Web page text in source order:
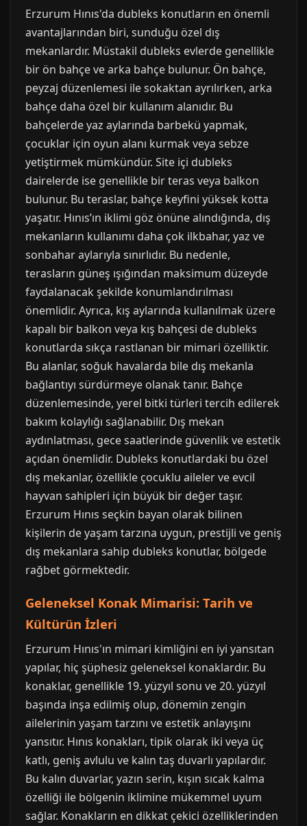
Erzurum Hınıs'da dubleks konutların en önemli
avantajlarından biri, sunduğu özel dış
mekanlardır. Müstakil dubleks evlerde genellikle
bir ön bahçe ve arka bahçe bulunur. Ön bahçe,
peyzaj düzenlemesi ile sokaktan ayrılırken, arka
bahçe daha özel bir kullanım alanıdır. Bu
bahçelerde yaz aylarında barbekü yapmak,
çocuklar için oyun alanı kurmak veya sebze
yetiştirmek mümkündür. Site içi dubleks
dairelerde ise genellikle bir teras veya balkon
bulunur. Bu teraslar, bahçe keyfini yüksek kotta
yaşatır. Hınıs’ın iklimi göz önüne alındığında, dış
mekanların kullanımı daha çok ilkbahar, yaz ve
sonbahar aylarıyla sınırlıdır. Bu nedenle,
terasların güneş ışığından maksimum düzeyde
faydalanacak şekilde konumlandırılması
önemlidir. Ayrıca, kış aylarında kullanılmak üzere
kapalı bir balkon veya kış bahçesi de dubleks
konutlarda sıkça rastlanan bir mimari özelliktir.
Bu alanlar, soğuk havalarda bile dış mekanla
bağlantıyı sürdürmeye olanak tanır. Bahçe
düzenlemesinde, yerel bitki türleri tercih edilerek
bakım kolaylığı sağlanabilir. Dış mekan
aydınlatması, gece saatlerinde güvenlik ve estetik
açıdan önemlidir. Dubleks konutlardaki bu özel
dış mekanlar, özellikle çocuklu aileler ve evcil
hayvan sahipleri için büyük bir değer taşır.
Erzurum Hınıs seçkin bayan olarak bilinen
kişilerin de yaşam tarzına uygun, prestijli ve geniş
dış mekanlara sahip dubleks konutlar, bölgede
rağbet görmektedir.
Geleneksel Konak Mimarisi: Tarih ve
Kültürün İzleri
Erzurum Hınıs'ın mimari kimliğini en iyi yansıtan
yapılar, hiç şüphesiz geleneksel konaklardır. Bu
konaklar, genellikle 19. yüzyıl sonu ve 20. yüzyıl
başında inşa edilmiş olup, dönemin zengin
ailelerinin yaşam tarzını ve estetik anlayışını
yansıtır. Hınıs konakları, tipik olarak iki veya üç
katlı, geniş avlulu ve kalın taş duvarlı yapılardır.
Bu kalın duvarlar, yazın serin, kışın sıcak kalma
özelliği ile bölgenin iklimine mükemmel uyum
sağlar. Konakların en dikkat çekici özelliklerinden